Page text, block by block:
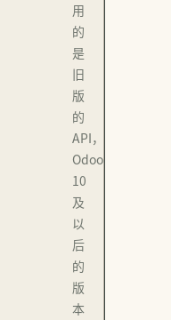
用
的
是
旧
版
的
API，
Odoo
10
及
以
后
的
版
本